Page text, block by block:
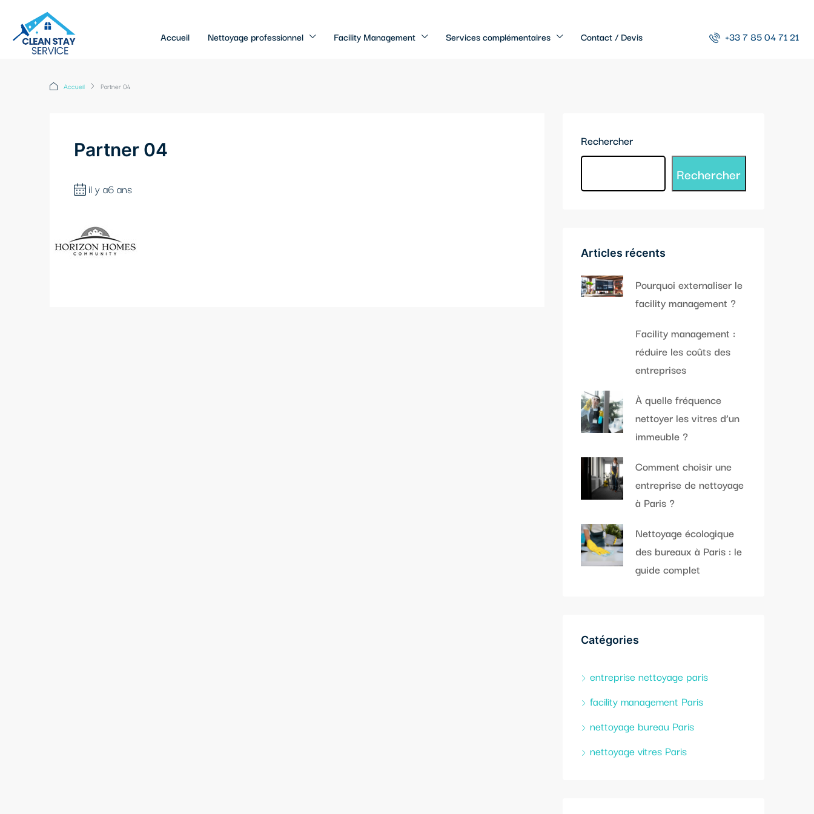
Accueil Nettoyage professionnel Facility Management Services complémentaires Contact / Devis +33 7 85 04 71 21
Accueil Partner 04
Partner 04
il y a6 ans
Rechercher
Rechercher
Articles récents
Pourquoi externaliser le
facility management ?
Facility management :
réduire les coûts des
entreprises
À quelle fréquence
nettoyer les vitres d’un
immeuble ?
Comment choisir une
entreprise de nettoyage
à Paris ?
Nettoyage écologique
des bureaux à Paris : le
guide complet
Catégories
entreprise nettoyage paris
facility management Paris
nettoyage bureau Paris
nettoyage vitres Paris